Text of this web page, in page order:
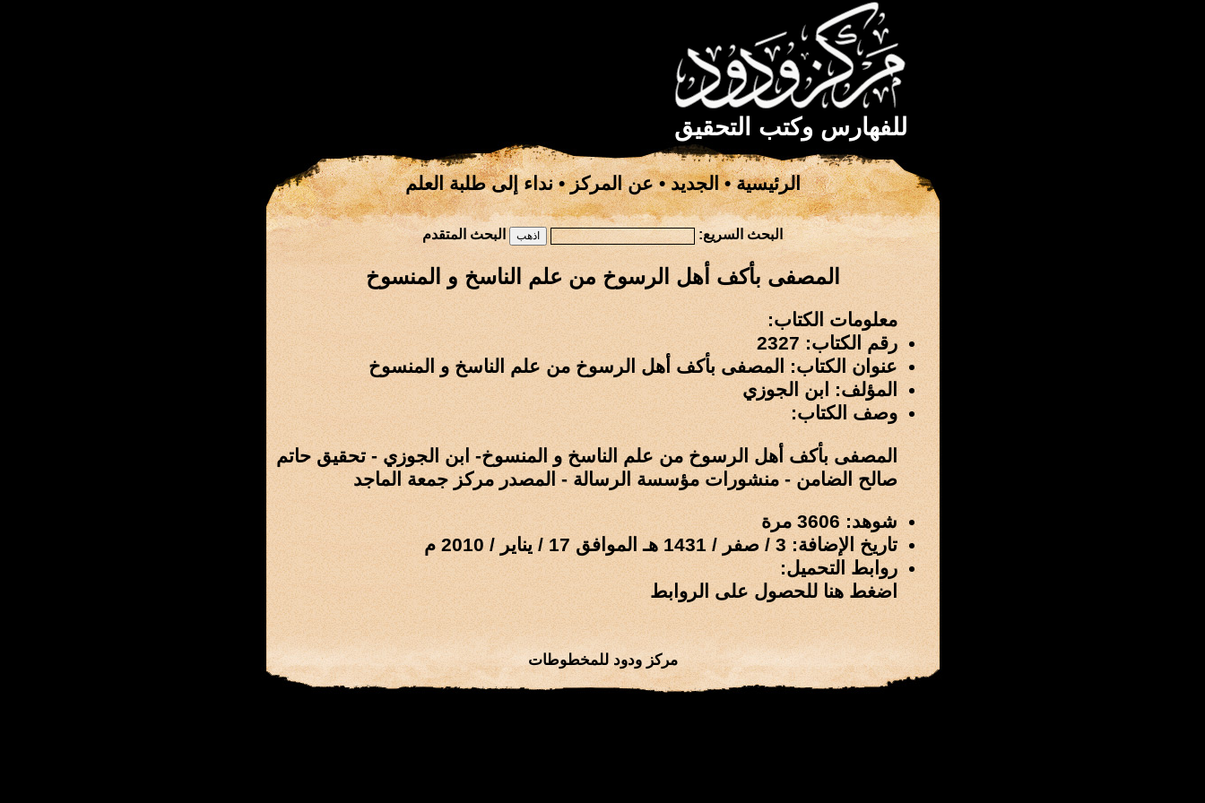
للفهارس وكتب التحقيق
الرئيسية•الجديد•عن المركز•نداء إلى طلبة العلم
البحث السريع: البحث المتقدم
المصفى بأكف أهل الرسوخ من علم الناسخ و المنسوخ
معلومات الكتاب:
رقم الكتاب: 2327
عنوان الكتاب: المصفى بأكف أهل الرسوخ من علم الناسخ و المنسوخ
المؤلف: ابن الجوزي
وصف الكتاب:
المصفى بأكف أهل الرسوخ من علم الناسخ و المنسوخ- ابن الجوزي - تحقيق حاتم
صالح الضامن - منشورات مؤسسة الرسالة - المصدر مركز جمعة الماجد
شوهد: 3606 مرة
تاريخ الإضافة: 3 / صفر / 1431 هـ الموافق 17 / يناير / 2010 م
روابط التحميل:
اضغط هنا للحصول على الروابط
مركز ودود للمخطوطات